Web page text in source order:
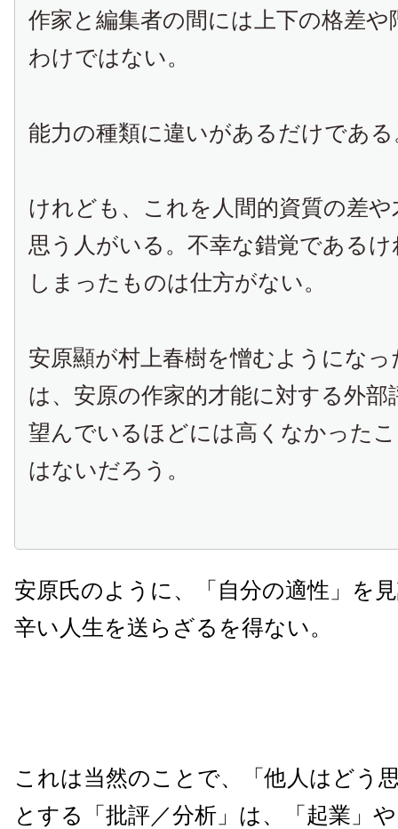
作家と編集者の間には上下の格差や
わけではない。
能力の種類に違いがあるだけである
けれども、これを人間的資質の差
思う人がいる。不幸な錯覚である
しまったものは仕方がない。
安原顯が村上春樹を憎むようにな
は、安原の作家的才能に対する外部
望んでいるほどには高くなかった
はないだろう。
安原氏のように、「自分の適性」を
辛い人生を送らざるを得ない。
これは当然のことで、「他人はどう
とする「批評／分析」は、「起業」